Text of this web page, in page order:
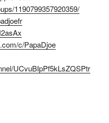
1190799357920359/
c/PapaDjoe
UCvuBIpPf5kLsZQSPtr